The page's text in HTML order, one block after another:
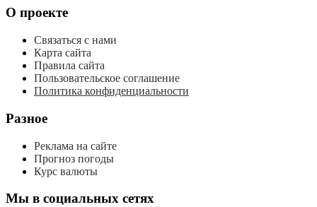
О проекте
Связаться с нами
Карта сайта
Правила сайта
Пользовательское соглашение
Политика конфиденциальности
Разное
Реклама на сайте
Прогноз погоды
Курс валюты
Мы в социальных сетях